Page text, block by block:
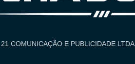
COMUNICAÇÃO E PUBLICIDADE LTDA